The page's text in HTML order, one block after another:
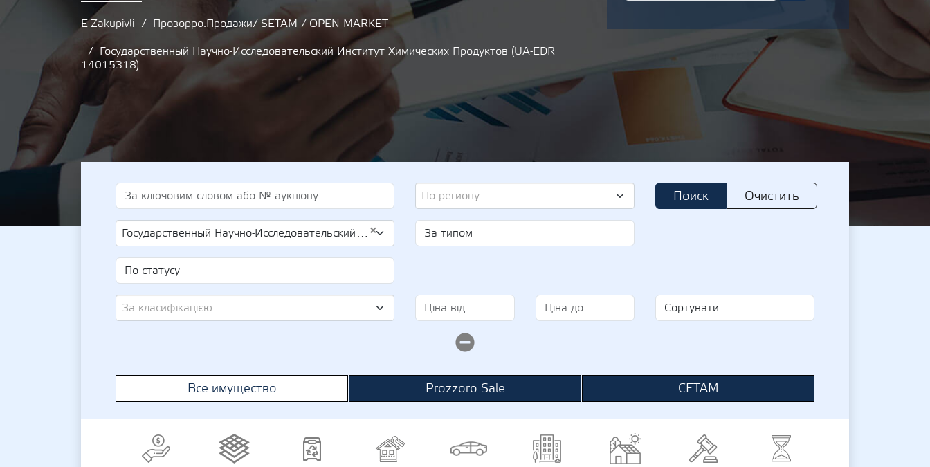
E-Zakupivli
Прозорро.Продажи/ SETAM / OPEN MARKET
Государственный Научно-Исследовательский Институт Химических Продуктов (UA-EDR
14015318)
По региону Поиск Очистить
×
Государственный Научно-Исследовательский Институт Химических Продуктов (UA-EDR 14015318)
За класифікацією
Все имущество Prozzoro Sale СЕТАМ